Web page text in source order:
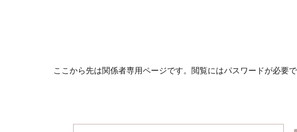
ここから先は関係者専用ページです。 閲覧にはパスワードが必要